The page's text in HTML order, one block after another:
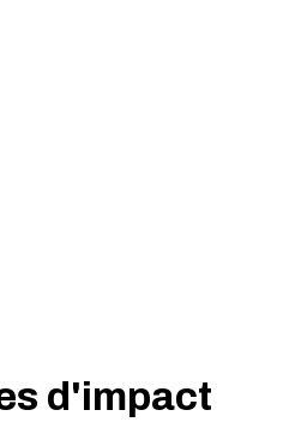
d'impact